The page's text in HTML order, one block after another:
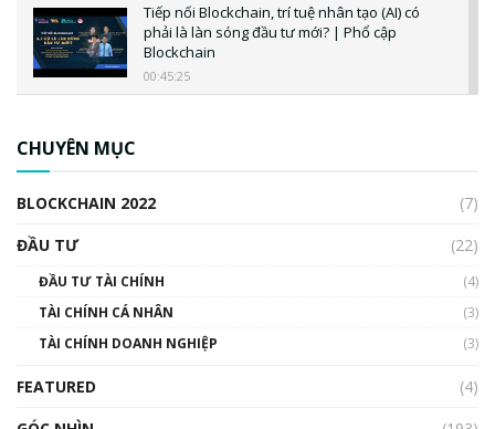
Tiếp nối Blockchain, trí tuệ nhân tạo (AI) có
phải là làn sóng đầu tư mới? | Phổ cập
Blockchain
00:45:25
00:02:14
Nhìn lại năm 2022: Những sự kiện ảnh hưởng
đến hệ sinh thái tiền mã hoá | Phổ cập
CHUYÊN MỤC
BLOCKCHAIN 2022
(7)
ĐẦU TƯ
(22)
ĐẦU TƯ TÀI CHÍNH
(4)
TÀI CHÍNH CÁ NHÂN
(3)
TÀI CHÍNH DOANH NGHIỆP
(3)
FEATURED
(4)